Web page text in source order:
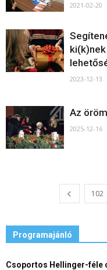
2021-02-20
2023-12-13
Az
2025-12-16
102
Programajánló
Csoportos Hellinger-féle